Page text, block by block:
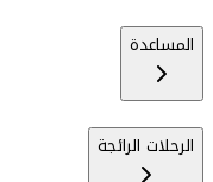
المساعدة
الرحلات الرائجة